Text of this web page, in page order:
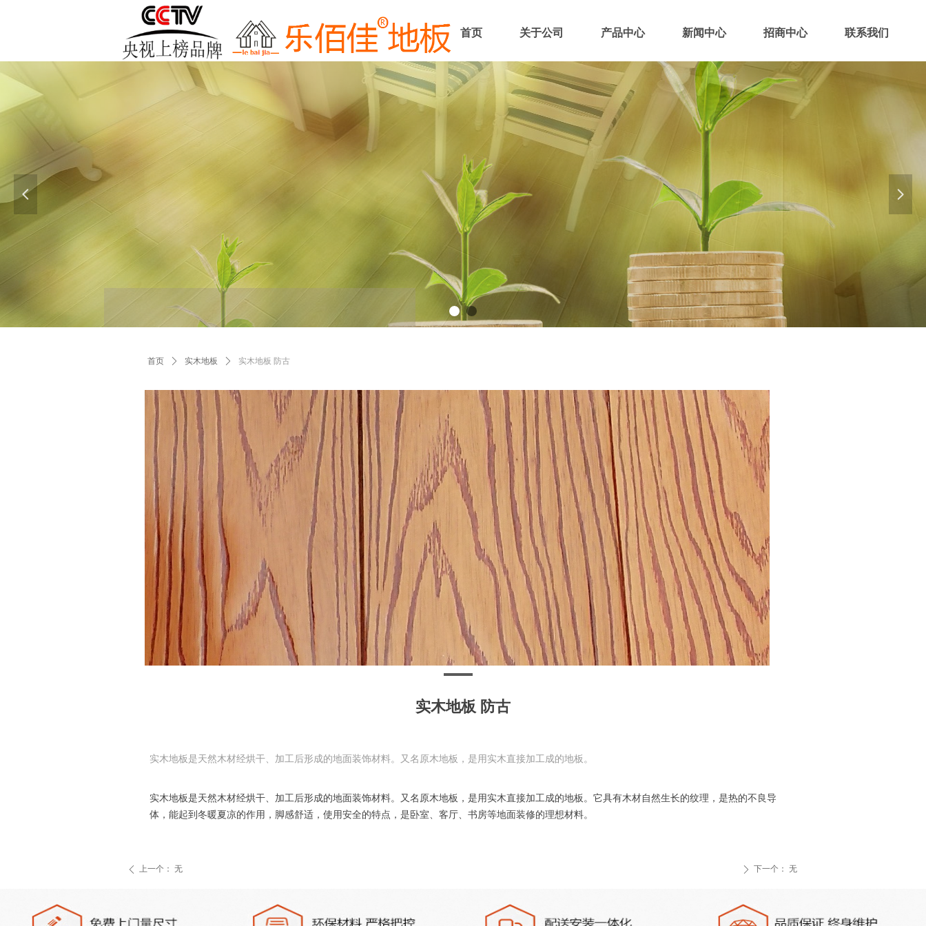
首页 关于公司 产品中心 新闻中心 招商中心 联系我们
乐佰佳地板
好 地 板 乐 百 家
넳 넲
首页 ꄲ 实木地板 ꄲ 实木地板 防古
实木地板 防古
实木地板是天然木材经烘干、加工后形成的地面装饰材料。又名原木地板，是用实木直接加工成的地板。
ꄴ 上一个： 无 ꄲ 下一个： 无
实木地板是天然木材经烘干、加工后形成的地面装饰材料。又名原木地板，是用实木直接加工成的地板。它具有木材自然生长的纹理，是热的不良导
体，能起到冬暖夏凉的作用，脚感舒适，使用安全的特点，是卧室、客厅、书房等地面装修的理想材料。